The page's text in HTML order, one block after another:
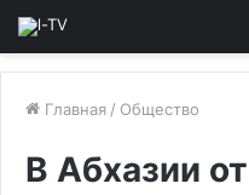
Главная / Общество
В Абхазии